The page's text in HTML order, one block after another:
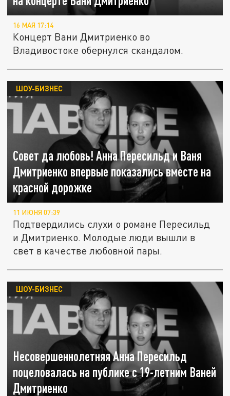
16 МАЯ 17:14
Концерт Вани Дмитриенко во
Владивостоке обернулся скандалом.
Совет да любовь! Анна Пересильд и Ваня
Дмитриенко впервые показались вместе на
красной дорожке
ШОУ-БИЗНЕС
11 ИЮНЯ 07:39
Подтвердились слухи о романе Пересильд
и Дмитриенко. Молодые люди вышли в
свет в качестве любовной пары.
Несовершеннолетняя Анна Пересильд
поцеловалась на публике с 19-летним Ваней
Дмитриенко
ШОУ-БИЗНЕС